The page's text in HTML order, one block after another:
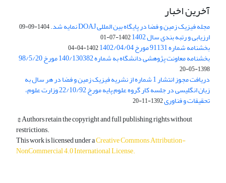
آخرین اخبار
مجله فیزیک زمین و فضا در پایگاه بین المللی DOAJ نمایه شد. 1404-09-09
ارزیابی و رتبه بندی سال 1402 1402-07-01
بخشنامه شماره 91131 مورخ 1402/04/04 1402-04-04
بخشنامه معاونت پژوهشی دانشگاه به شماره 140/130382 مورخ 98/5/20
1398-05-20
دریافت مجوز انتشار 1 شماره از نشریه فیزیک زمین و فضا در هر سال به
زبان انگلیسی در جلسه کار گروه علوم پایه مورخ 22/10/92 وزارت علوم،
تحقیقات و فناوری1392-11-20
© Authors retain the copyright and full publishing rights without
restrictions.
This work is licensed under aCreative Commons Attribution-
NonCommercial 4.0 International License.